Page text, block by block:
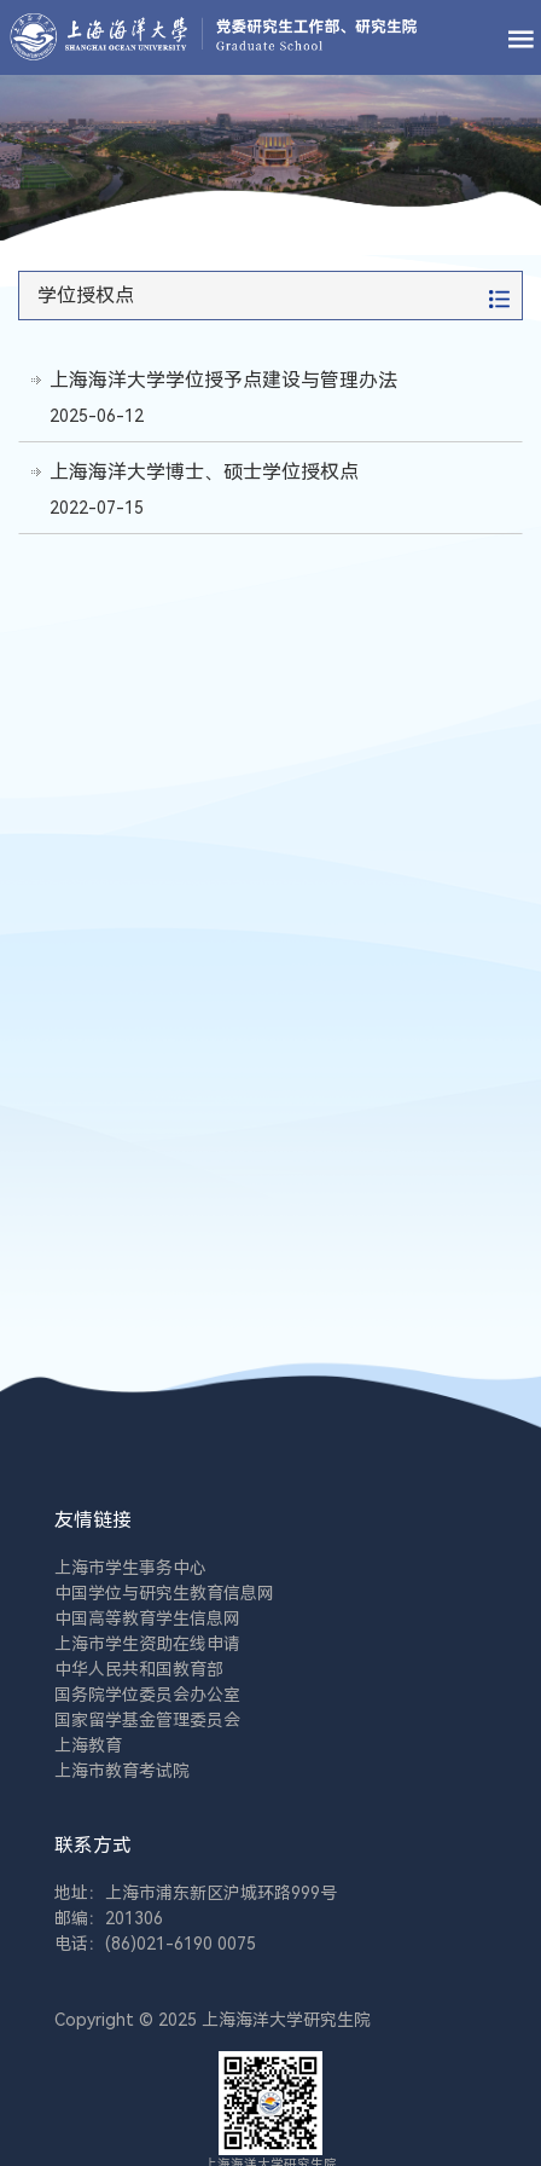
学位授权点
上海海洋大学学位授予点建设与管理办法
2025-06-12
上海海洋大学博士、硕士学位授权点
2022-07-15
友情链接
上海市学生事务中心
中国学位与研究生教育信息网
中国高等教育学生信息网
上海市学生资助在线申请
中华人民共和国教育部
国务院学位委员会办公室
国家留学基金管理委员会
上海教育
上海市教育考试院
联系方式
地址：上海市浦东新区沪城环路999号
邮编：201306
电话：(86)021-6190 0075
Copyright © 2025 上海海洋大学研究生院